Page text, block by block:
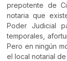
prepotente de
notaria que
Poder Judicial
temporales,
Pero en ningún
el local notarial